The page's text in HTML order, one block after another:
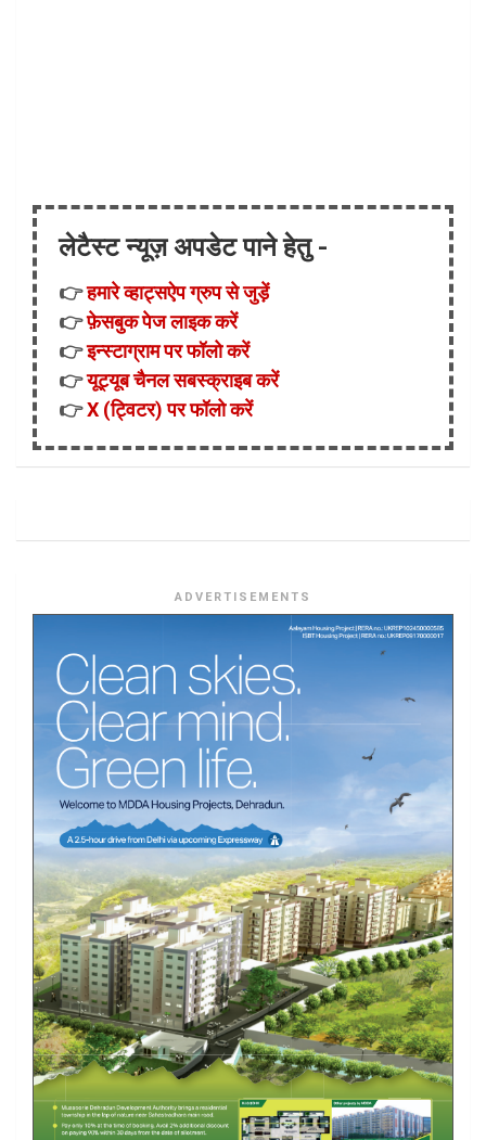
लेटैस्ट न्यूज़ अपडेट पाने हेतु -
👉हमारे व्हाट्सऐप ग्रुप से जुड़ें
👉फ़ेसबुक पेज लाइक करें
👉इन्स्टाग्राम पर फॉलो करें
👉यूट्यूब चैनल सबस्क्राइब करें
👉X (ट्विटर) पर फॉलो करें
ADVERTISEMENTS